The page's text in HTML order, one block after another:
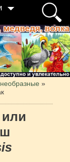
»
или